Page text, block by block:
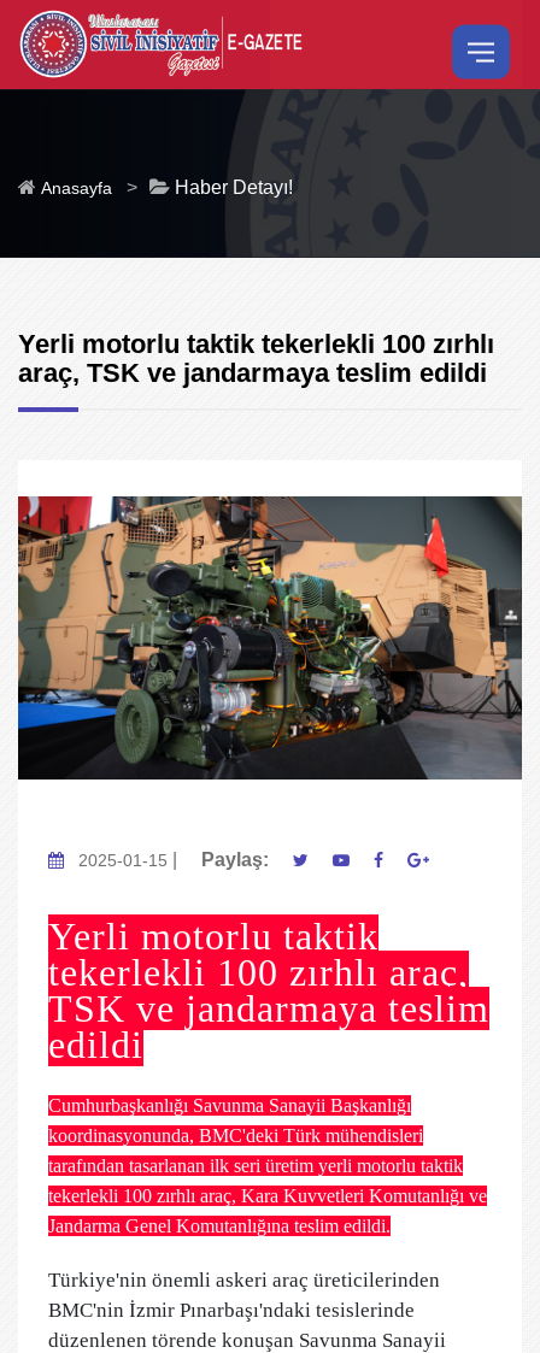
Anasayfa > Haber Detayı!
Yerli motorlu taktik tekerlekli 100 zırhlı
araç, TSK ve jandarmaya teslim edildi
2025-01-15 Paylaş:
Yerli motorlu taktik
tekerlekli 100 zırhlı araç,
TSK ve jandarmaya teslim
edildi
Cumhurbaşkanlığı Savunma Sanayii Başkanlığı
koordinasyonunda, BMC'deki Türk mühendisleri
tarafından tasarlanan ilk seri üretim yerli motorlu taktik
tekerlekli 100 zırhlı araç, Kara Kuvvetleri Komutanlığı ve
Jandarma Genel Komutanlığına teslim edildi.
Türkiye'nin önemli askeri araç üreticilerinden
BMC'nin İzmir Pınarbaşı'ndaki tesislerinde
düzenlenen törende konuşan Savunma Sanayii